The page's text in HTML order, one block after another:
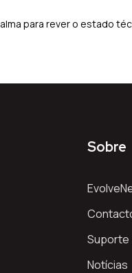
para rever o estado
Sobre
Suporte
Notícias